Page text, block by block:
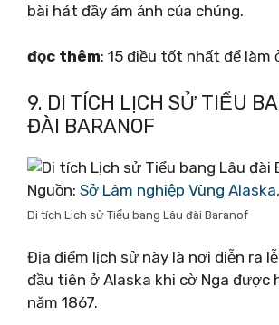
bài hát đầy ám ảnh của chúng.
đọc thêm: 15 điều tốt nhất để làm
9. DI TÍCH LỊCH SỬ TIỂU
ĐÀI BARANOF
Nguồn: Sở Lâm nghiệp Vùng
Di tích Lịch sử Tiểu bang Lâu đài Baranof
Địa điểm lịch sử này là nơi diễn ra
đầu tiên ở Alaska khi cờ Nga được
năm 1867.